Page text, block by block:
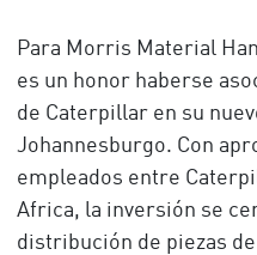
Para Morris Material
es un honor haberse
de Caterpillar en su
Johannesburgo. Con
empleados entre
Africa, la inversión se
distribución de piezas